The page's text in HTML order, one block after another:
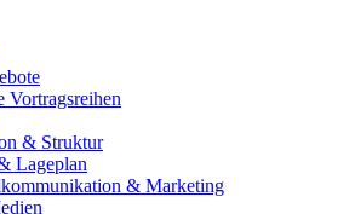
Vortragsreihen
& Struktur
Lageplan
& Marketing